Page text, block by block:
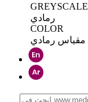
GREYSCALE
رمادي
COLOR
مقياس رمادي